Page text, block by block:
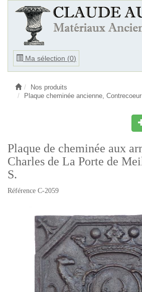
Ma sélection (0)
Ouvrir
le
Nos produits
Plaque cheminée ancienne,
Plaque de cheminée aux
Charles de La Porte de
S.
Référence C-2059